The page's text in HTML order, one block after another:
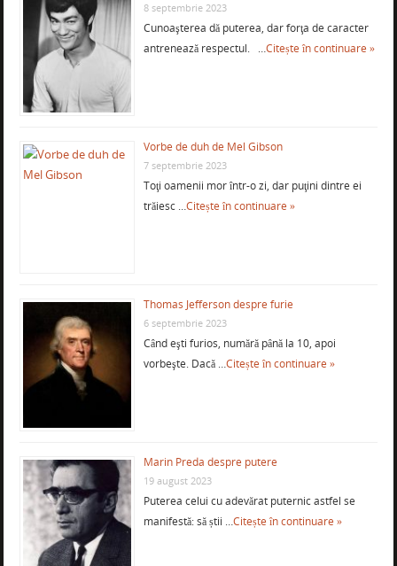
8 septembrie 2023
Cunoaşterea dă puterea, dar forţa de caracter
antrenează respectul. …Citește în continuare »
Vorbe de duh de Mel Gibson
7 septembrie 2023
Toţi oamenii mor într-o zi, dar puţini dintre ei
trăiesc …Citește în continuare »
Thomas Jefferson despre furie
6 septembrie 2023
Când eşti furios, numără până la 10, apoi
vorbeşte. Dacă …Citește în continuare »
Marin Preda despre putere
19 august 2023
Puterea celui cu adevărat puternic astfel se
manifestă: să știi …Citește în continuare »